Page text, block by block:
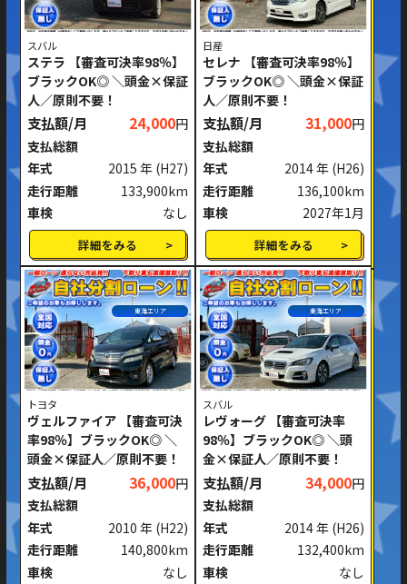
スバル
ステラ 【審査可決率98％】
ブラックOK◎ ＼頭金×保証
人／原則不要！
支払額/月 24,000円
支払総額
年式
2015 年 (H27)
走行距離
133,900km
車検
なし
詳細をみる
日産
セレナ 【審査可決率98％】
ブラックOK◎ ＼頭金×保証
人／原則不要！
支払額/月 31,000円
支払総額
年式
2014 年 (H26)
走行距離
136,100km
車検
2027年1月
詳細をみる
東海エリア
トヨタ
ヴェルファイア 【審査可決
率98％】ブラックOK◎ ＼
頭金×保証人／原則不要！
支払額/月 36,000円
支払総額
年式
2010 年 (H22)
走行距離
140,800km
車検
なし
東海エリア
スバル
レヴォーグ 【審査可決率
98％】ブラックOK◎ ＼頭
金×保証人／原則不要！
支払額/月 34,000円
支払総額
年式
2014 年 (H26)
走行距離
132,400km
車検
なし